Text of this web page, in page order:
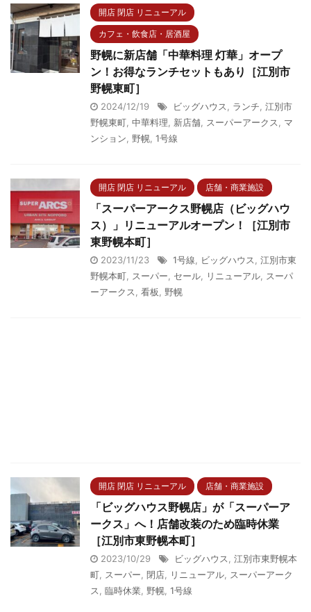
開店 閉店 リニューアル
カフェ・飲食店・居酒屋
野幌に新店舗「中華料理 灯華」オープ
ン！お得なランチセットもあり［江別市
野幌東町］
2024/12/19 ビッグハウス, ランチ, 江別市
野幌東町, 中華料理, 新店舗, スーパーアークス, マ
ンション, 野幌, 1号線
開店 閉店 リニューアル 店舗・商業施設
「スーパーアークス野幌店（ビッグハウ
ス）」リニューアルオープン！［江別市
東野幌本町］
2023/11/23 1号線, ビッグハウス, 江別市東
野幌本町, スーパー, セール, リニューアル, スーパ
ーアークス, 看板, 野幌
開店 閉店 リニューアル 店舗・商業施設
「ビッグハウス野幌店」が「スーパーア
ークス」へ！店舗改装のため臨時休業
［江別市東野幌本町］
2023/10/29 ビッグハウス, 江別市東野幌本
町, スーパー, 閉店, リニューアル, スーパーアーク
ス, 臨時休業, 野幌, 1号線